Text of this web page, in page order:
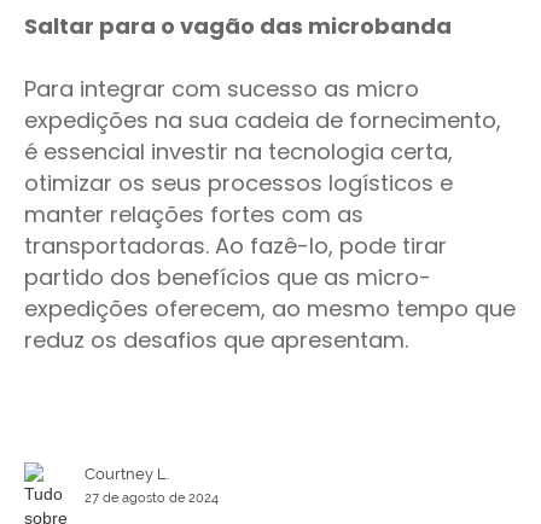
Saltar para o vagão das microbanda
Para integrar com sucesso as micro
expedições na sua cadeia de fornecimento,
é essencial investir na tecnologia certa,
otimizar os seus processos logísticos e
manter relações fortes com as
transportadoras. Ao fazê-lo, pode tirar
partido dos benefícios que as micro-
expedições oferecem, ao mesmo tempo que
reduz os desafios que apresentam.
Courtney L.
27 de agosto de 2024